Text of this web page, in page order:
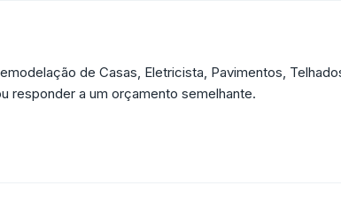
de Casas, Eletricista, Pavimentos,
responder a um orçamento semelhante.